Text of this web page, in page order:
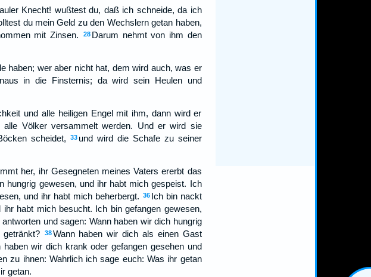
Knecht! wußtest du, daß ich schneide, da ich
du mein Geld zu den Wechslern getan haben,
mit Zinsen.
28 Darum nehmt von ihm den
haben; wer aber nicht hat, dem wird auch, was er
in die Finsternis; da wird sein Heulen und
und alle heiligen Engel mit ihm, dann wird er
alle Völker versammelt werden. Und er wird sie
scheidet,
33 und wird die Schafe zu seiner
her, ihr Gesegneten meines Vaters ererbt das
hungrig gewesen, und ihr habt mich gespeist. Ich
und ihr habt mich beherbergt. 36 Ich bin nackt
habt mich besucht. Ich bin gefangen gewesen,
und sagen: Wann haben wir dich hungrig
38 Wann haben wir dich als einen Gast
haben wir dich krank oder gefangen gesehen und
zu ihnen: Wahrlich ich sage euch: Was ihr getan
getan.